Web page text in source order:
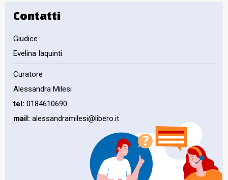
Contatti
Giudice
Evelina Iaquinti
Curatore
Alessandra Milesi
tel: 0184610690
mail: alessandramilesi@libero.it